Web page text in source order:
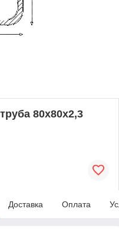
80х80х2,3
Доставка Оплата